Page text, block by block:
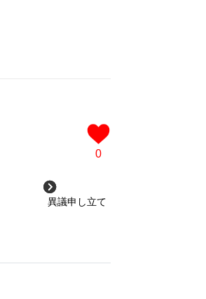
0
異議申し立て